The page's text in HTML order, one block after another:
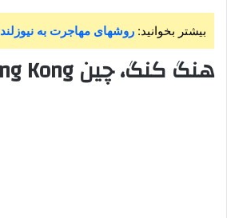
بیشتر بخوانید: روشهای مهاجرت به نیوزلند
هنگ کنگ، چین Hong Kong